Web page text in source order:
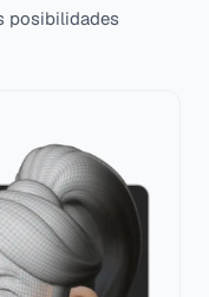
posibilidades